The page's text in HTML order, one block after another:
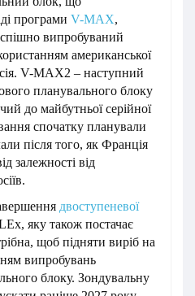
програми V-MAX,
випробуваний
американської
V-MAX2 – наступний
планувального блоку
до майбутньої серійної
спочатку планували
після того, як Франція
залежності від
двоступеневої
яку також постачає
щоб підняти виріб на
випробувань
блоку. Зондувальну